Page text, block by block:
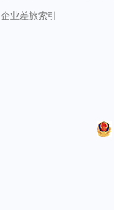
企业差旅索引